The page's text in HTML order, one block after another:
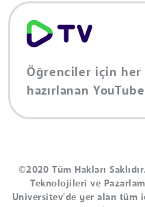
Öğrenciler için her
hazırlanan
©2020 Tüm Hakları
Teknolojileri ve
Universitev'de yer alan tüm